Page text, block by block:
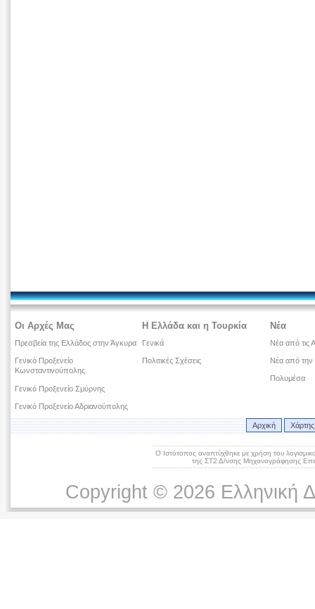
Οι Αρχές Μας
Πρεσβεία της Ελλάδος στην Άγκυρα
Γενικό Προξενείο
Κωνσταντινούπολης
Γενικό Προξενείο Σμύρνης
Γενικό Προξενείο Αδριανούπολης
Η Ελλάδα και η Τουρκία
Γενικά
Πολιτικές Σχέσεις
Νέα
Νέα από τις
Νέα από την
Πολυμέσα
Αρχική
Ο Ιστότοπος αναπτύχθηκε με χρήση του
της ΣΤ2 Δ/νσης Μηχανογράφησης
Copyright © 2026 Ελληνική